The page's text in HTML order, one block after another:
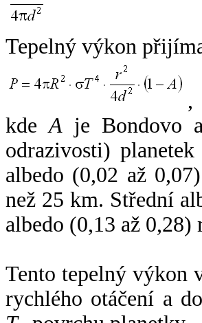
Tepelný výkon
,
kdeA je Bondovo
odrazivosti)
albedo (0,02 až
než 25 km. Střední
albedo (0,13 až 0,28)
Tento tepelný výkon
rychlého otáčení a